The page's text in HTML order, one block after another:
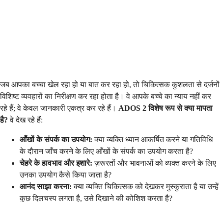
जब आपका बच्चा खेल रहा हो या बात कर रहा हो, तो चिकित्सक कुशलता से दर्जनों
विशिष्ट व्यवहारों का निरीक्षण कर रहा होता है। वे आपके बच्चे का न्याय नहीं कर
रहे हैं; वे केवल जानकारी एकत्र कर रहे हैं। ADOS 2 विशेष रूप से क्या मापता
है? वे देख रहे हैं:
आँखों के संपर्क का उपयोग: क्या व्यक्ति ध्यान आकर्षित करने या गतिविधि
के दौरान जाँच करने के लिए आँखों के संपर्क का उपयोग करता है?
चेहरे के हावभाव और इशारे: ज़रूरतों और भावनाओं को व्यक्त करने के लिए
उनका उपयोग कैसे किया जाता है?
आनंद साझा करना: क्या व्यक्ति चिकित्सक को देखकर मुस्कुराता है या उन्हें
कुछ दिलचस्प लगता है, उसे दिखाने की कोशिश करता है?